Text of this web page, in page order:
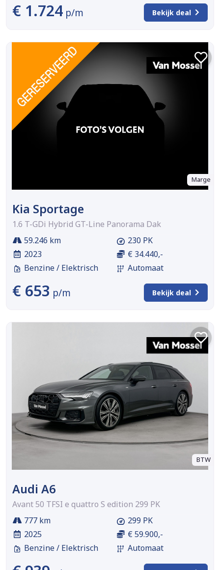
€ 1.724 p/m Bekijk deal
Marge
Kia Sportage
1.6 T-GDi Hybrid GT-Line Panorama Dak
59.246 km
2023
Benzine / Elektrisch
230 PK
€ 34.440,-
Automaat
€ 653 p/m Bekijk deal
BTW
Audi A6
Avant 50 TFSI e quattro S edition 299 PK
777 km
2025
Benzine / Elektrisch
299 PK
€ 59.900,-
Automaat